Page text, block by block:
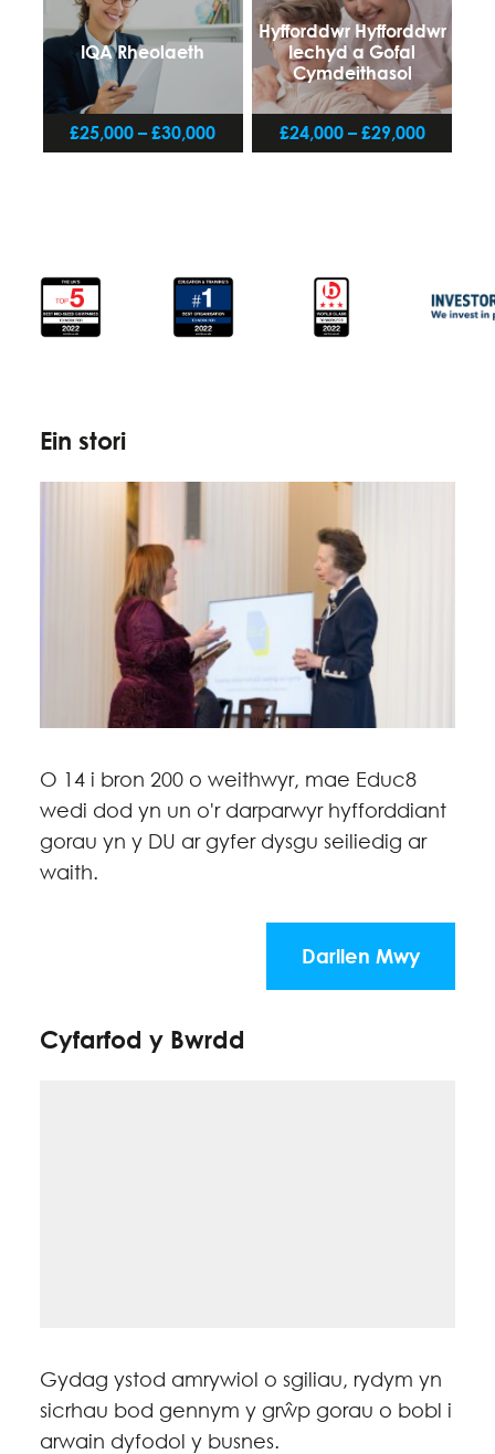
IQA Rheolaeth
£25,000 – £30,000
Hyfforddwr Hyfforddwr
Iechyd a Gofal
Cymdeithasol
£24,000 – £29,000
Ein stori
O 14 i bron 200 o weithwyr, mae Educ8
wedi dod yn un o'r darparwyr hyfforddiant
gorau yn y DU ar gyfer dysgu seiliedig ar
waith.
Darllen Mwy
Cyfarfod y Bwrdd
Gydag ystod amrywiol o sgiliau, rydym yn
sicrhau bod gennym y grŵp gorau o bobl i
arwain dyfodol y busnes.